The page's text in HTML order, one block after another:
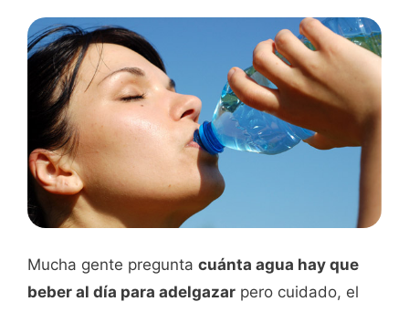
Mucha gente pregunta cuánta agua hay que
beber al día para adelgazar pero cuidado, el